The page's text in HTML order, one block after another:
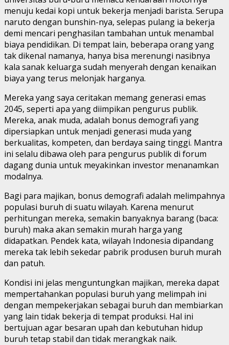
menuju kedai kopi untuk bekerja menjadi barista. Serupa
naruto dengan bunshin-nya, selepas pulang ia bekerja
demi mencari penghasilan tambahan untuk menambal
biaya pendidikan. Di tempat lain, beberapa orang yang
tak dikenal namanya, hanya bisa merenungi nasibnya
kala sanak keluarga sudah menyerah dengan kenaikan
biaya yang terus melonjak harganya.
Mereka yang saya ceritakan memang generasi emas
2045, seperti apa yang diimpikan pengurus publik.
Mereka, anak muda, adalah bonus demografi yang
dipersiapkan untuk menjadi generasi muda yang
berkualitas, kompeten, dan berdaya saing tinggi. Mantra
ini selalu dibawa oleh para pengurus publik di forum
dagang dunia untuk meyakinkan investor menanamkan
modalnya.
Bagi para majikan, bonus demografi adalah melimpahnya
populasi buruh di suatu wilayah. Karena menurut
perhitungan mereka, semakin banyaknya barang (baca:
buruh) maka akan semakin murah harga yang
didapatkan. Pendek kata, wilayah Indonesia dipandang
mereka tak lebih sekedar pabrik produsen buruh murah
dan patuh.
Kondisi ini jelas menguntungkan majikan, mereka dapat
mempertahankan populasi buruh yang melimpah ini
dengan mempekerjakan sebagai buruh dan membiarkan
yang lain tidak bekerja di tempat produksi. Hal ini
bertujuan agar besaran upah dan kebutuhan hidup
buruh tetap stabil dan tidak merangkak naik.